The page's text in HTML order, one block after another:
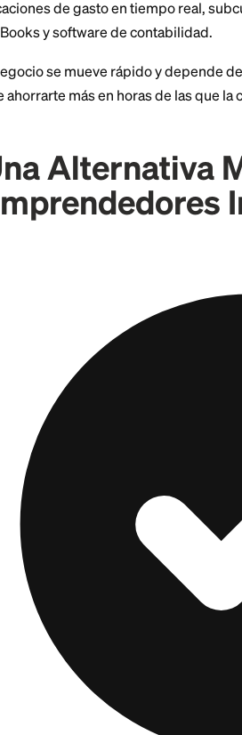
membresía antes de llenar una
Cuándo una
Las cooperativas pueden
que los bancos fintech
Si tu negocio se mueve rápido
puede ahorrarte más en horas
Una